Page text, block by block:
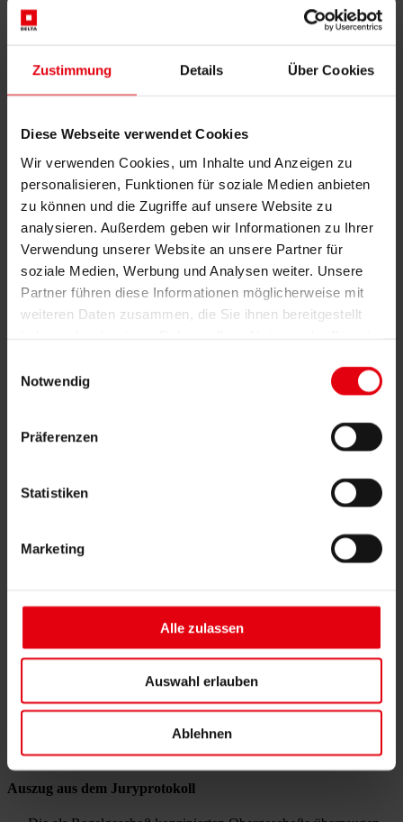
Zustimmung Details Über Cookies
Diese Webseite verwendet Cookies
Wir verwenden Cookies, um Inhalte und Anzeigen zu
personalisieren, Funktionen für soziale Medien anbieten
zu können und die Zugriffe auf unsere Website zu
analysieren. Außerdem geben wir Informationen zu Ihrer
Verwendung unserer Website an unsere Partner für
soziale Medien, Werbung und Analysen weiter. Unsere
Partner führen diese Informationen möglicherweise mit
weiteren Daten zusammen, die Sie ihnen bereitgestellt
Notwendig
Präferenzen
Statistiken
Marketing
Alle zulassen
Auswahl erlauben
Ablehnen
BOKU Neubau an der
Türkenschanze Wien
Alle Referenzen
Projektdetails
Auftraggeber
Bundesimmobiliengesellschaft
Daten
Projektlaufzeit:
Baubeginn:03/2019
BGF: 4.950 m2
Technikfläche: 340 m2
Verkehrsfläche 940 m2
Ausschreibung und Vergabe
Bau KG
Haustechnik, Bauphysik, Brandschutz
Sieger des Architekturwettbewerbs
Arbeitsgemeinschaft DELTA und SWAP Architekten
Auszug aus dem Juryprotokoll